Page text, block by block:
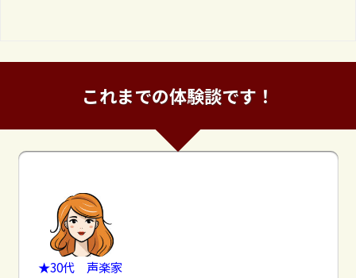
これまでの体験談です！
★30代 声楽家